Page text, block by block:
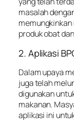
masalah
produk obat
2. Aplikasi
Dalam upaya
juga telah
digunakan
makanan.
aplikasi ini